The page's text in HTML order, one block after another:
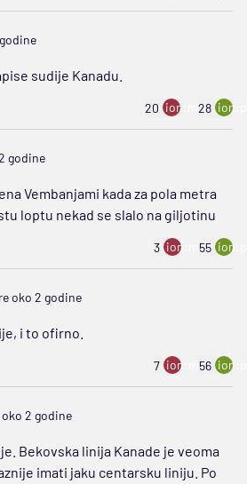
sudije Kanadu.
20 ion:minus
28
godine
Vembanjami kada za pola metra
loptu nekad se slalo na giljotinu
3 ion:minus
55
oko 2 godine
i to ofirno.
7 ion:minus
56
oko 2 godine
Bekovska linija Kanade je veoma
imati jaku centarsku liniju. Po